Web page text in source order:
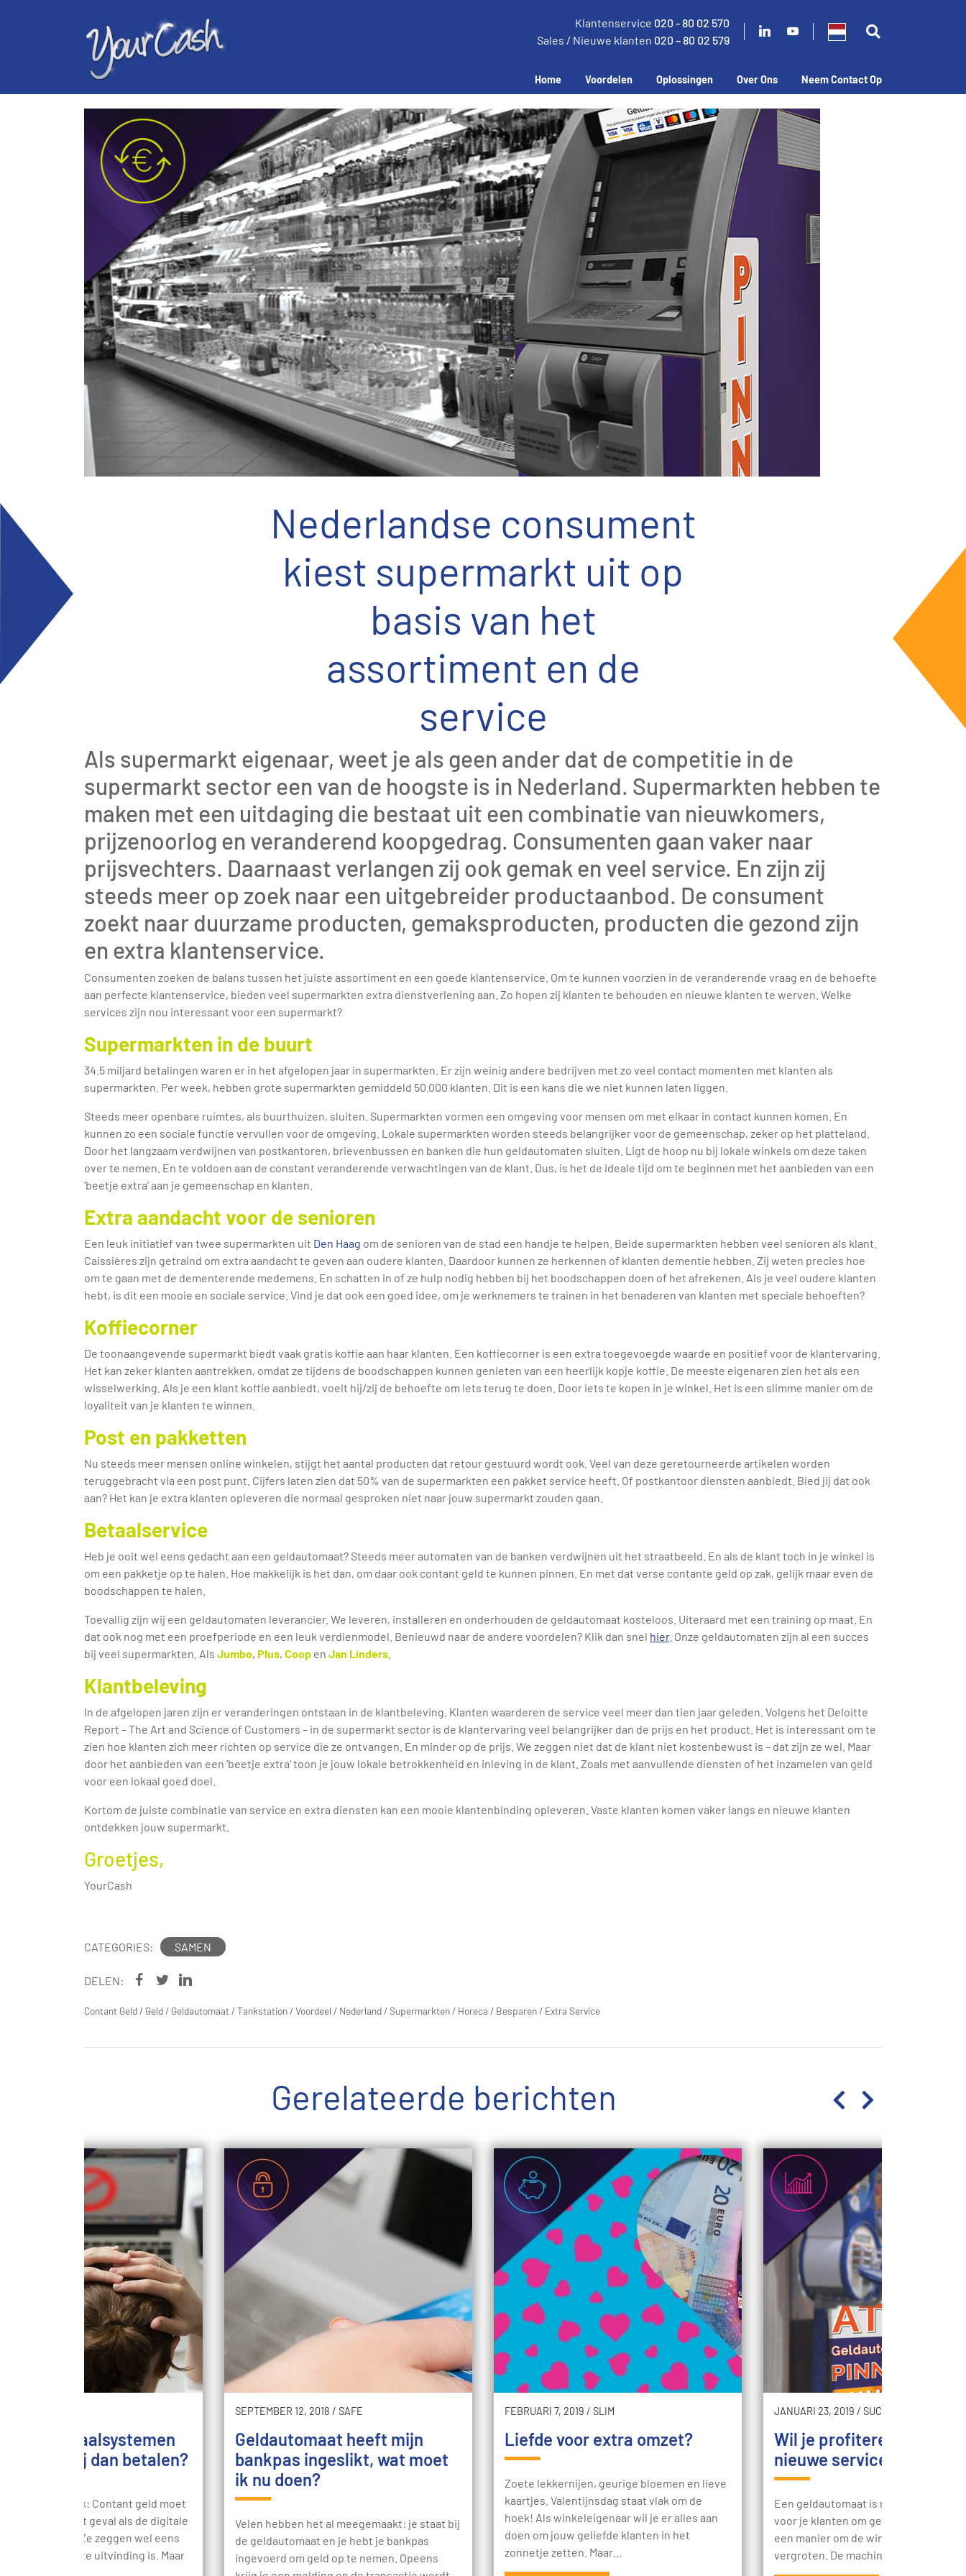
Klantenservice 020 - 80 02 570
Sales / Nieuwe klanten 020 – 80 02 579
Home Voordelen Oplossingen Over Ons Neem Contact Op
Nederlandse consument
kiest supermarkt uit op
basis van het
assortiment en de
service
Als supermarkt eigenaar, weet je als geen ander dat de competitie in de
supermarkt sector een van de hoogste is in Nederland. Supermarkten hebben te
maken met een uitdaging die bestaat uit een combinatie van nieuwkomers,
prijzenoorlog en veranderend koopgedrag. Consumenten gaan vaker naar
prijsvechters. Daarnaast verlangen zij ook gemak en veel service. En zijn zij
steeds meer op zoek naar een uitgebreider productaanbod. De consument
zoekt naar duurzame producten, gemaksproducten, producten die gezond zijn
en extra klantenservice.
Consumenten zoeken de balans tussen het juiste assortiment en een goede klantenservice. Om te kunnen voorzien in de veranderende vraag en de behoefte
aan perfecte klantenservice, bieden veel supermarkten extra dienstverlening aan. Zo hopen zij klanten te behouden en nieuwe klanten te werven. Welke
services zijn nou interessant voor een supermarkt?
Supermarkten in de buurt
34.5 miljard betalingen waren er in het afgelopen jaar in supermarkten. Er zijn weinig andere bedrijven met zo veel contact momenten met klanten als
supermarkten. Per week, hebben grote supermarkten gemiddeld 50.000 klanten. Dit is een kans die we niet kunnen laten liggen.
Steeds meer openbare ruimtes, als buurthuizen, sluiten. Supermarkten vormen een omgeving voor mensen om met elkaar in contact kunnen komen. En
kunnen zo een sociale functie vervullen voor de omgeving. Lokale supermarkten worden steeds belangrijker voor de gemeenschap, zeker op het platteland.
Door het langzaam verdwijnen van postkantoren, brievenbussen en banken die hun geldautomaten sluiten. Ligt de hoop nu bij lokale winkels om deze taken
over te nemen. En te voldoen aan de constant veranderende verwachtingen van de klant. Dus, is het de ideale tijd om te beginnen met het aanbieden van een
‘beetje extra’ aan je gemeenschap en klanten.
Extra aandacht voor de senioren
Een leuk initiatief van twee supermarkten uit Den Haag om de senioren van de stad een handje te helpen. Beide supermarkten hebben veel senioren als klant.
Caissières zijn getraind om extra aandacht te geven aan oudere klanten. Daardoor kunnen ze herkennen of klanten dementie hebben. Zij weten precies hoe
om te gaan met de dementerende medemens. En schatten in of ze hulp nodig hebben bij het boodschappen doen of het afrekenen. Als je veel oudere klanten
hebt, is dit een mooie en sociale service. Vind je dat ook een goed idee, om je werknemers te trainen in het benaderen van klanten met speciale behoeften?
Koffiecorner
De toonaangevende supermarkt biedt vaak gratis koffie aan haar klanten. Een koffiecorner is een extra toegevoegde waarde en positief voor de klantervaring.
Het kan zeker klanten aantrekken, omdat ze tijdens de boodschappen kunnen genieten van een heerlijk kopje koffie. De meeste eigenaren zien het als een
wisselwerking. Als je een klant koffie aanbiedt, voelt hij/zij de behoefte om iets terug te doen. Door iets te kopen in je winkel. Het is een slimme manier om de
loyaliteit van je klanten te winnen.
Post en pakketten
Nu steeds meer mensen online winkelen, stijgt het aantal producten dat retour gestuurd wordt ook. Veel van deze geretourneerde artikelen worden
teruggebracht via een post punt. Cijfers laten zien dat 50% van de supermarkten een pakket service heeft. Of postkantoor diensten aanbiedt. Bied jij dat ook
aan? Het kan je extra klanten opleveren die normaal gesproken niet naar jouw supermarkt zouden gaan.
Betaalservice
Heb je ooit wel eens gedacht aan een geldautomaat? Steeds meer automaten van de banken verdwijnen uit het straatbeeld. En als de klant toch in je winkel is
om een pakketje op te halen. Hoe makkelijk is het dan, om daar ook contant geld te kunnen pinnen. En met dat verse contante geld op zak, gelijk maar even de
boodschappen te halen.
Toevallig zijn wij een geldautomaten leverancier. We leveren, installeren en onderhouden de geldautomaat kosteloos. Uiteraard met een training op maat. En
dat ook nog met een proefperiode en een leuk verdienmodel. Benieuwd naar de andere voordelen? Klik dan snel hier. Onze geldautomaten zijn al een succes
bij veel supermarkten. Als Jumbo, Plus, Coop en Jan Linders
Klantbeleving
In de afgelopen jaren zijn er veranderingen ontstaan in de klantbeleving. Klanten waarderen de service veel meer dan tien jaar geleden. Volgens het Deloitte
Report – The Art and Science of Customers – in de supermarkt sector is de klantervaring veel belangrijker dan de prijs en het product. Het is interessant om te
zien hoe klanten zich meer richten op service die ze ontvangen. En minder op de prijs. We zeggen niet dat de klant niet kostenbewust is – dat zijn ze wel. Maar
door het aanbieden van een ‘beetje extra’ toon je jouw lokale betrokkenheid en inleving in de klant. Zoals met aanvullende diensten of het inzamelen van geld
voor een lokaal goed doel.
Kortom de juiste combinatie van service en extra diensten kan een mooie klantenbinding opleveren. Vaste klanten komen vaker langs en nieuwe klanten
ontdekken jouw supermarkt.
Groetjes,
YourCash
CATEGORIES: SAMEN
DELEN:
Contant Geld / Geld / Geldautomaat /Tankstation /Voordeel / Nederland /Supermarkten / Horeca / Besparen / Extra Service
Gerelateerde berichten
betaalsystemen
hoe zou jij dan betalen?
Bank: Contant geld moet
voor het geval als de digitale
falen. Ze zeggen wel eens
de beste uitvinding is. Maar
SEPTEMBER 12, 2018 / SAFE
Geldautomaat heeft mijn
bankpas ingeslikt, wat moet
ik nu doen?
Velen hebben het al meegemaakt: je staat bij
de geldautomaat en je hebt je bankpas
ingevoerd om geld op te nemen. Opeens
FEBRUARI 7, 2019 / SLIM
Liefde voor extra omzet?
Zoete lekkernijen, geurige bloemen en lieve
kaartjes. Valentijnsdag staat vlak om de
hoek! Als winkeleigenaar wil je er alles aan
doen om jouw geliefde klanten in het
zonnetje zetten. Maar…
JANUARI 23, 2019 / SUCCES
Wil je profiteren van een
nieuwe service in je
Een geldautomaat is meer dan een
voor je klanten om geld te krijgen.
een manier om de winst van je bedrijf
vergroten. De machine zelf…